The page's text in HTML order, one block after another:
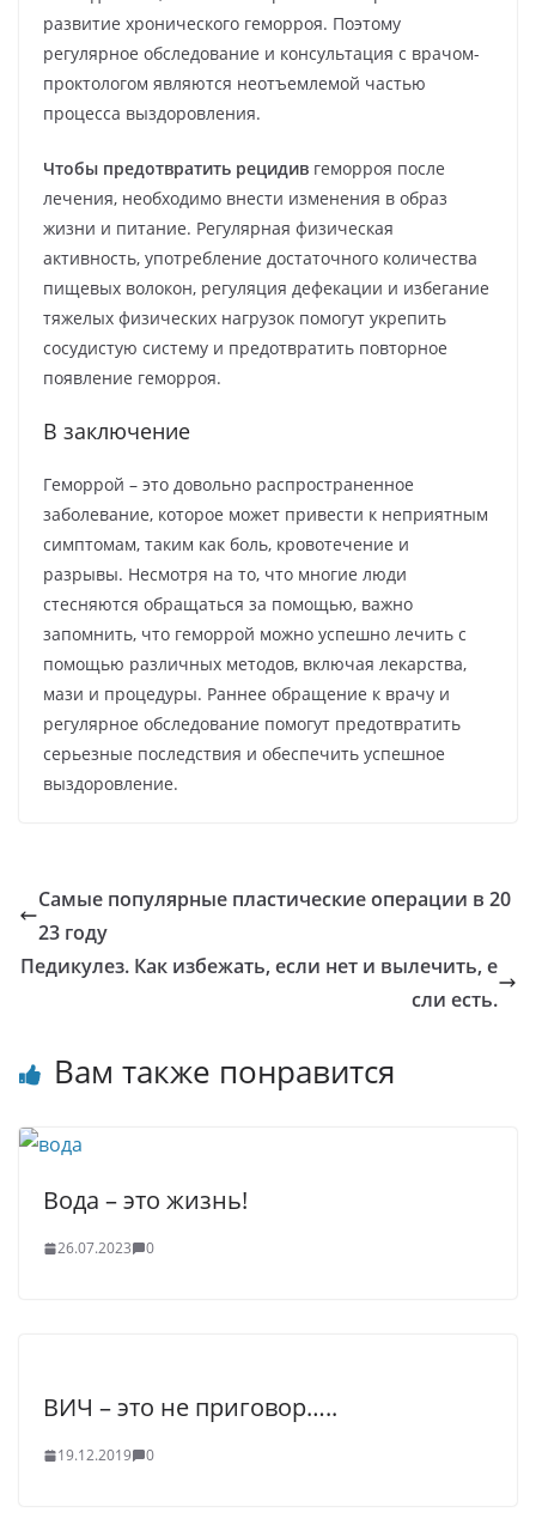
развитие хронического геморроя. Поэтому
регулярное обследование и консультация с врачом-
проктологом являются неотъемлемой частью
процесса выздоровления.
Чтобы предотвратить рецидив геморроя после
лечения, необходимо внести изменения в образ
жизни и питание. Регулярная физическая
активность, употребление достаточного количества
пищевых волокон, регуляция дефекации и избегание
тяжелых физических нагрузок помогут укрепить
сосудистую систему и предотвратить повторное
появление геморроя.
В заключение
Геморрой – это довольно распространенное
заболевание, которое может привести к неприятным
симптомам, таким как боль, кровотечение и
разрывы. Несмотря на то, что многие люди
стесняются обращаться за помощью, важно
запомнить, что геморрой можно успешно лечить с
помощью различных методов, включая лекарства,
мази и процедуры. Раннее обращение к врачу и
регулярное обследование помогут предотвратить
серьезные последствия и обеспечить успешное
выздоровление.
Самые популярные пластические операции в 20
23 году
Педикулез. Как избежать, если нет и вылечить, е
сли есть.
Вам также понравится
Вода – это жизнь!
26.07.2023 0
ВИЧ – это не приговор…..
19.12.2019 0